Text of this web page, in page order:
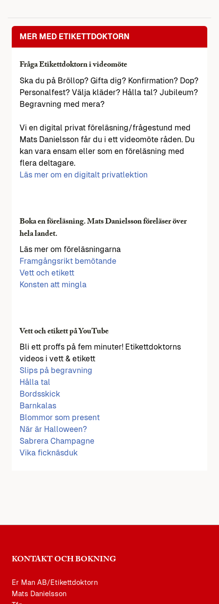
MER MED ETIKETTDOKTORN
Fråga Etikettdoktorn i videomöte
Ska du på Bröllop? Gifta dig? Konfirmation? Dop?
Personalfest? Välja kläder? Hålla tal? Jubileum?
Begravning med mera?
Vi en digital privat föreläsning/frågestund med
Mats Danielsson får du i ett videomöte råden. Du
kan vara ensam eller som en föreläsning med
flera deltagare.
Läs mer om en digitalt privatlektion
Boka en föreläsning. Mats Danielsson föreläser över
hela landet.
Läs mer om föreläsningarna
Framgångsrikt bemötande
Vett och etikett
Konsten att mingla
Vett och etikett på YouTube
Bli ett proffs på fem minuter! Etikettdoktorns
videos i vett & etikett
Slips på begravning
Hålla tal
Bordsskick
Barnkalas
Blommor som present
När är Halloween?
Sabrera Champagne
Vika ficknäsduk
KONTAKT OCH BOKNING
Er Man AB/Etikettdoktorn
Mats Danielsson